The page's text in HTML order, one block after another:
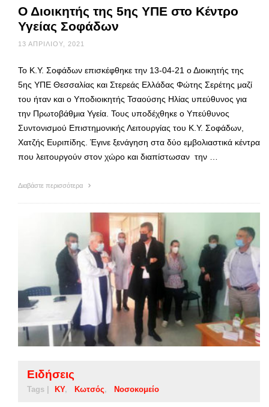
Ο Διοικητής της 5ης ΥΠΕ στο Κέντρο
Υγείας Σοφάδων
13 ΑΠΡΙΛΊΟΥ, 2021
To K.Y. Σοφάδων επισκέφθηκε την 13-04-21 ο Διοικητής της
5ης ΥΠΕ Θεσσαλίας και Στερεάς Ελλάδας Φώτης Σερέτης μαζί
του ήταν και ο Υποδιοικητής Τσαούσης Ηλίας υπεύθυνος για
την Πρωτοβάθμια Υγεία. Τους υποδέχθηκε ο Υπεύθυνος
Συντονισμού Επιστημονικής Λειτουργίας του Κ.Υ. Σοφάδων,
Χατζής Ευριπίδης. Έγινε ξενάγηση στα δύο εμβολιαστικά κέντρα
που λειτουργούν στον χώρο και διαπίστωσαν την …
Διαβάστε περισσότερα
Ειδήσεις
Tags | ΚΥ Κωτσός Νοσοκομείο